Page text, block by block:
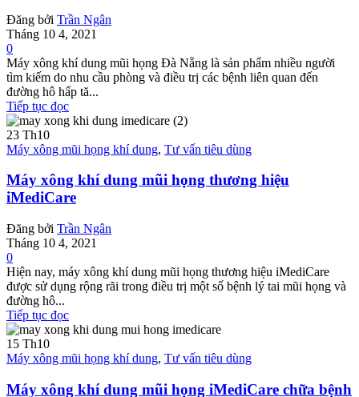
Đăng bởi Trần Ngân
Tháng 10 4, 2021
0
Máy xông khí dung mũi họng Đà Nẵng là sản phẩm nhiều người
tìm kiếm do nhu cầu phòng và điều trị các bệnh liên quan đến
đường hô hấp tă...
Tiếp tục đọc
23 Th10
Máy xông mũi họng khí dung, Tư vấn tiêu dùng
Máy xông khí dung mũi họng thương hiệu
iMediCare
Đăng bởi Trần Ngân
Tháng 10 4, 2021
0
Hiện nay, máy xông khí dung mũi họng thương hiệu iMediCare
được sử dụng rộng rãi trong điều trị một số bệnh lý tai mũi họng và
đường hô...
Tiếp tục đọc
15 Th10
Máy xông mũi họng khí dung, Tư vấn tiêu dùng
Máy xông khí dung mũi họng iMediCare chữa bệnh